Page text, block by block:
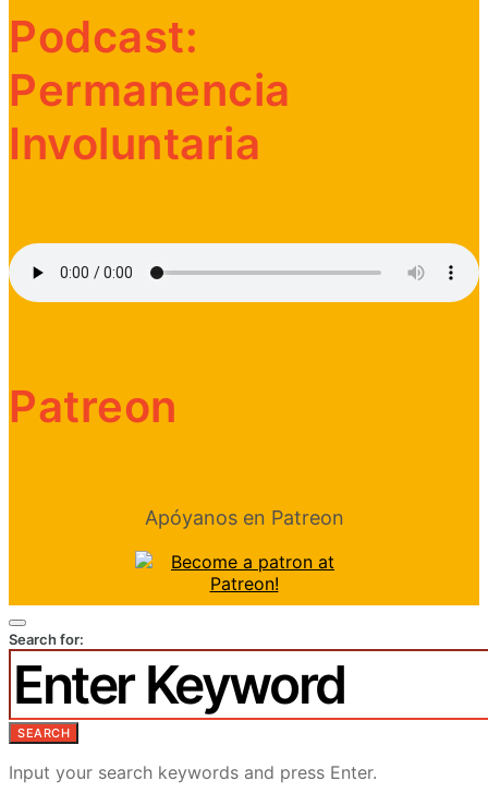
Podcast:
Permanencia
Involuntaria
Patreon
Apóyanos en Patreon
Search for:
SEARCH
Input your search keywords and press Enter.